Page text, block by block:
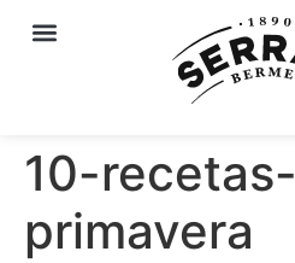
10-recetas-
primavera